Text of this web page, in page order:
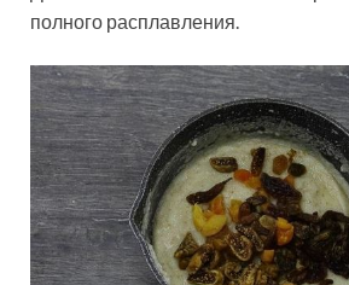
полного расплавления.